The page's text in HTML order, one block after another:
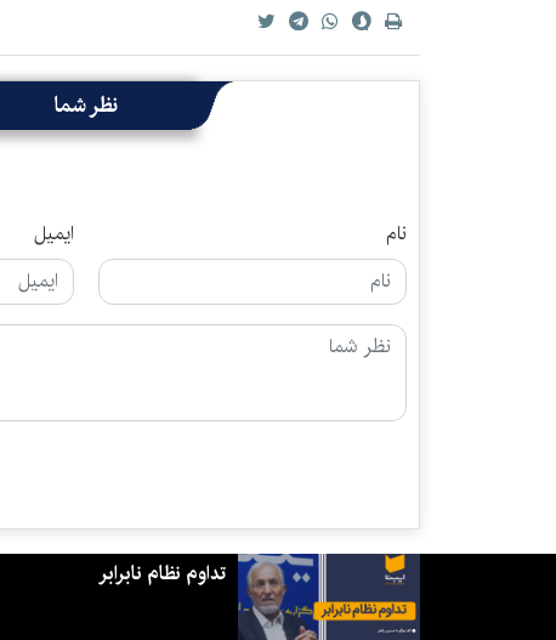
نظر شما
نام ایمیل
تداوم نظام نابرابر